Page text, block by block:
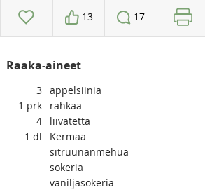
13 17
Raaka-aineet
3 appelsiinia
1 prk
rahkaa
4
liivatetta
1 dl
Kermaa
sitruunanmehua
sokeria
vaniljasokeria